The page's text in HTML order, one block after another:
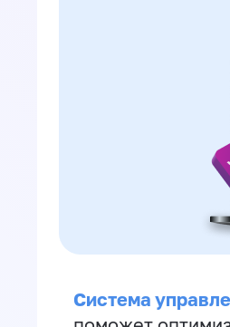
Система